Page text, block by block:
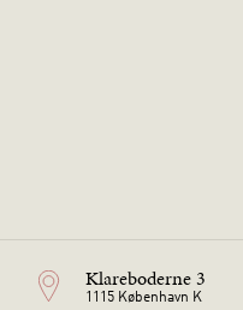
Klareboderne 3
1115 København K